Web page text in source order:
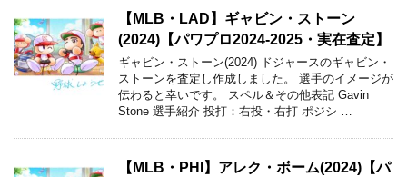
【MLB・LAD】ギャビン・ストーン
(2024)【パワプロ2024-2025・実在査定】
ギャビン・ストーン(2024) ドジャースのギャビン・
ストーンを査定し作成しました。 選手のイメージが
伝わると幸いです。 スペル＆その他表記 Gavin
Stone 選手紹介 投打：右投・右打 ポジシ …
【MLB・PHI】アレク・ボーム(2024)【パ